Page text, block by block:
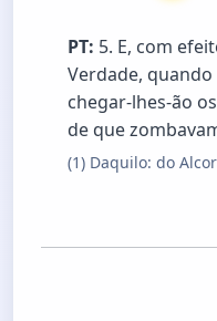
PT: 5. E, com
Verdade,
chegar-lhes-ão
de que
(1) Daquilo: do